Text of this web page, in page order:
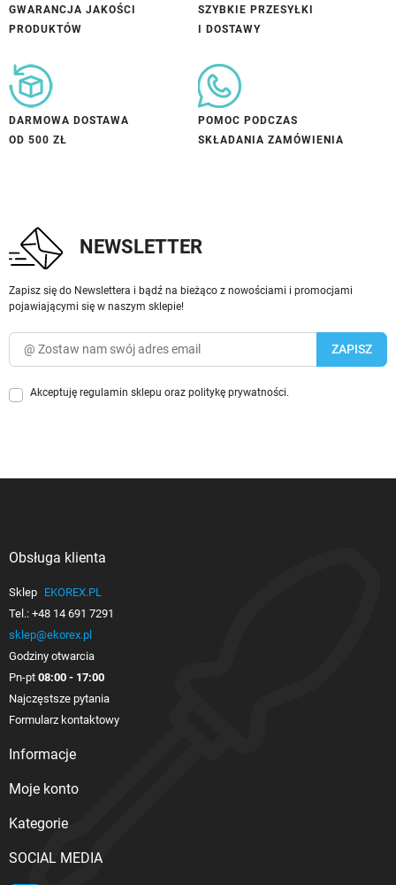
GWARANCJA JAKOŚCI
PRODUKTÓW
SZYBKIE PRZESYŁKI
I DOSTAWY
DARMOWA DOSTAWA
OD 500 ZŁ
POMOC PODCZAS
SKŁADANIA ZAMÓWIENIA
NEWSLETTER
Zapisz się do Newslettera i bądź na bieżąco z nowościami i promocjami
pojawiającymi się w naszym sklepie!
Akceptuję regulamin sklepu oraz politykę prywatności.
Obsługa klienta
Sklep EKOREX.PL
Tel.: +48 14 691 7291
sklep@ekorex.pl
Godziny otwarcia
Pn-pt 08:00 - 17:00
Najczęstsze pytania
Formularz kontaktowy
Informacje
Moje konto
Kategorie
SOCIAL MEDIA